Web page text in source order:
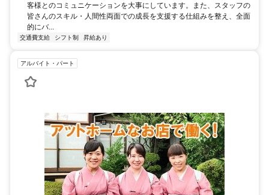
客様とのコミュニケーションを大事にしています。また、スタッフの
皆さんのスキル・人間性両面での成長を支援する仕組みを整え、全面
的にバ...
交通費支給 シフト制 昇給あり
アルバイト・パート